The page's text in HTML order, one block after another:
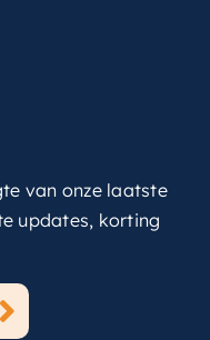
van onze laatste
updates, korting